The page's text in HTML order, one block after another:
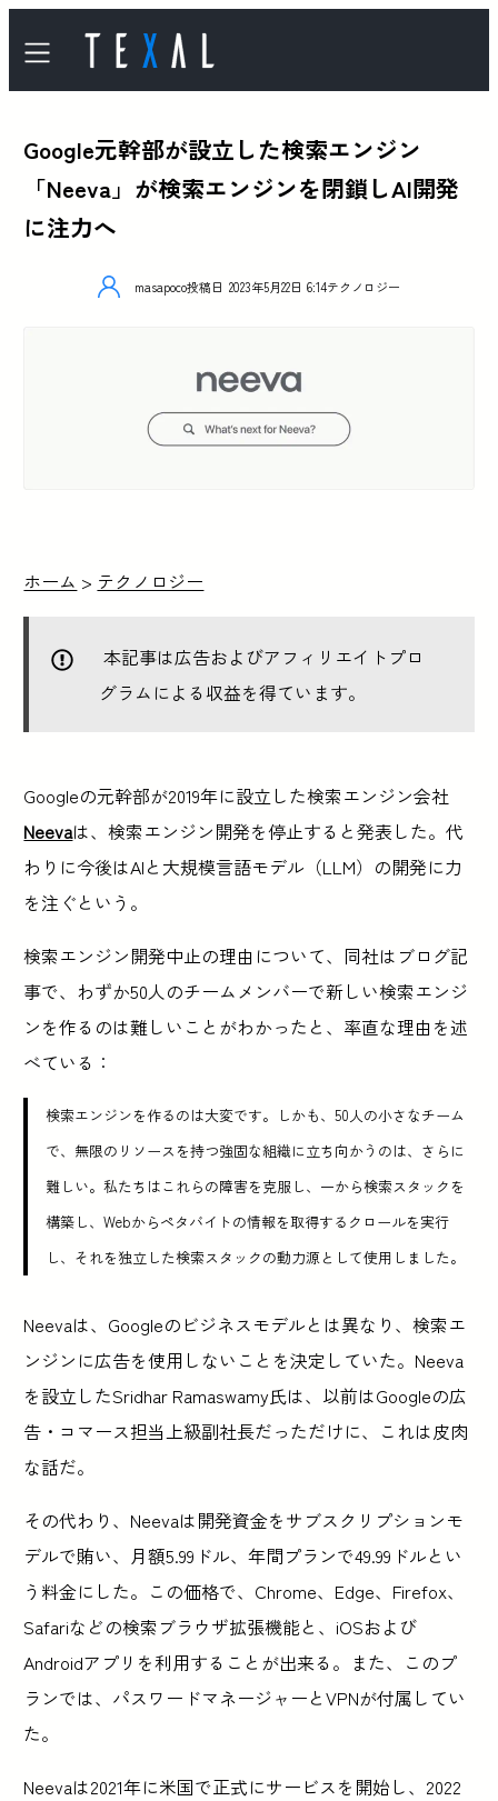
Google元幹部が設立した検索エンジン
「Neeva」が検索エンジンを閉鎖しAI開発
に注力へ
masapoco投稿日 2023年5月22日 6:14テクノロジー
ホーム > テクノロジー
本記事は広告およびアフィリエイトプロ
グラムによる収益を得ています。
Googleの元幹部が2019年に設立した検索エンジン会社
Neevaは、検索エンジン開発を停止すると発表した。代
わりに今後はAIと大規模言語モデル（LLM）の開発に力
を注ぐという。
検索エンジン開発中止の理由について、同社はブログ記
事で、わずか50人のチームメンバーで新しい検索エンジ
ンを作るのは難しいことがわかったと、率直な理由を述
べている：
検索エンジンを作るのは大変です。しかも、50人の小さなチーム
で、無限のリソースを持つ強固な組織に立ち向かうのは、さらに
難しい。私たちはこれらの障害を克服し、一から検索スタックを
構築し、Webからペタバイトの情報を取得するクロールを実行
し、それを独立した検索スタックの動力源として使用しました。
Neevaは、Googleのビジネスモデルとは異なり、検索エ
ンジンに広告を使用しないことを決定していた。Neeva
を設立したSridhar Ramaswamy氏は、以前はGoogleの広
告・コマース担当上級副社長だっただけに、これは皮肉
な話だ。
その代わり、Neevaは開発資金をサブスクリプションモ
デルで賄い、月額5.99ドル、年間プランで49.99ドルとい
う料金にした。この価格で、Chrome、Edge、Firefox、
Safariなどの検索ブラウザ拡張機能と、iOSおよび
Androidアプリを利用することが出来る。また、このプ
ランでは、パスワードマネージャーとVPNが付属してい
た。
Neevaは2021年に米国で正式にサービスを開始し、2022